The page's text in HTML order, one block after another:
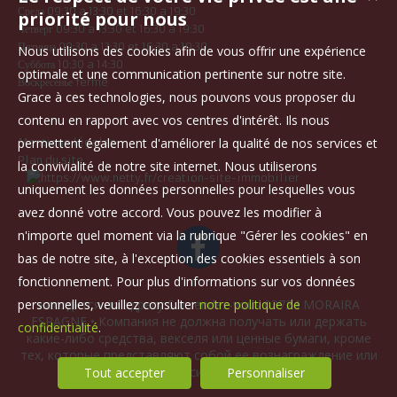
Среда 09:30 a 13:30 et 16:30 a 19:30
Четверг 09:30 a 13:30 et 16:30 a 19:30
Пятница 09:30 a 13:30 et 16:30 a 19:30
Суббота 10:30 a 14:30
Воскресенье fermé
Mentions légales
Plan du site
находится по адресу Sur rendez-vous 03724 MORAIRA
ESPAGNE • Компания не должна получать или держать
какие-либо средства, векселя или ценные бумаги, кроме
тех, которые представляют собой ее вознаграждение или
комиссионные.
priorité pour nous
Nous utilisons des cookies afin de vous offrir une expérience
optimale et une communication pertinente sur notre site.
Grace à ces technologies, nous pouvons vous proposer du
contenu en rapport avec vos centres d'intérêt. Ils nous
permettent également d'améliorer la qualité de nos services et
la convivialité de notre site internet. Nous utiliserons
uniquement les données personnelles pour lesquelles vous
avez donné votre accord. Vous pouvez les modifier à
n'importe quel moment via la rubrique "Gérer les cookies" en
bas de notre site, à l'exception des cookies essentiels à son
fonctionnement. Pour plus d'informations sur vos données
personnelles, veuillez consulternotre politique de
confidentialité.
Tout accepter Personnaliser